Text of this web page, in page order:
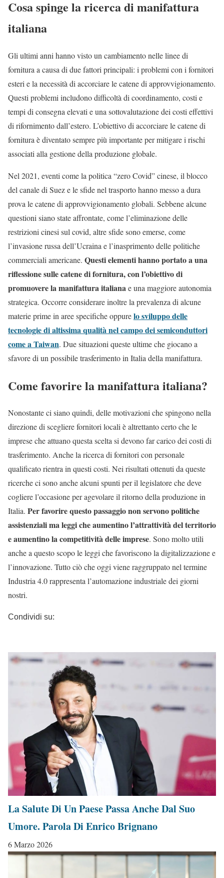
Cosa spinge la ricerca di manifattura
italiana
Gli ultimi anni hanno visto un cambiamento nelle linee di
fornitura a causa di due fattori principali: i problemi con i fornitori
esteri e la necessità di accorciare le catene di approvvigionamento.
Questi problemi includono difficoltà di coordinamento, costi e
tempi di consegna elevati e una sottovalutazione dei costi effettivi
di rifornimento dall’estero. L’obiettivo di accorciare le catene di
fornitura è diventato sempre più importante per mitigare i rischi
associati alla gestione della produzione globale.
Nel 2021, eventi come la politica “zero Covid” cinese, il blocco
del canale di Suez e le sfide nel trasporto hanno messo a dura
prova le catene di approvvigionamento globali. Sebbene alcune
questioni siano state affrontate, come l’eliminazione delle
restrizioni cinesi sul covid, altre sfide sono emerse, come
l’invasione russa dell’Ucraina e l’inasprimento delle politiche
commerciali americane. Questi elementi hanno portato a una
riflessione sulle catene di fornitura, con l’obiettivo di
promuovere la manifattura italianae una maggiore autonomia
strategica. Occorre considerare inoltre la prevalenza di alcune
materie prime in aree specifiche oppurelo sviluppo delle
tecnologie di altissima qualità nel campo dei semiconduttori
come a Taiwan. Due situazioni queste ultime che giocano a
sfavore di un possibile trasferimento in Italia della manifattura.
Come favorire la manifattura italiana?
Nonostante ci siano quindi, delle motivazioni che spingono nella
direzione di scegliere fornitori locali è altrettanto certo che le
imprese che attuano questa scelta si devono far carico dei costi di
trasferimento. Anche la ricerca di fornitori con personale
qualificato rientra in questi costi. Nei risultati ottenuti da queste
ricerche ci sono anche alcuni spunti per il legislatore che deve
cogliere l’occasione per agevolare il ritorno della produzione in
Italia. Per favorire questo passaggio non servono politiche
assistenziali ma leggi che aumentino l’attrattività del territorio
e aumentino la competitività delle imprese. Sono molto utili
anche a questo scopo le leggi che favoriscono la digitalizzazione e
l’innovazione. Tutto ciò che oggi viene raggruppato nel termine
Industria 4.0 rappresenta l’automazione industriale dei giorni
nostri.
Condividi su:
La Salute Di Un Paese Passa Anche Dal Suo
Umore. Parola Di Enrico Brignano
6 Marzo 2026